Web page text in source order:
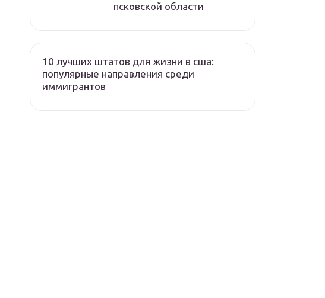
псковской области
10 лучших штатов для жизни в сша:
популярные направления среди
иммигрантов